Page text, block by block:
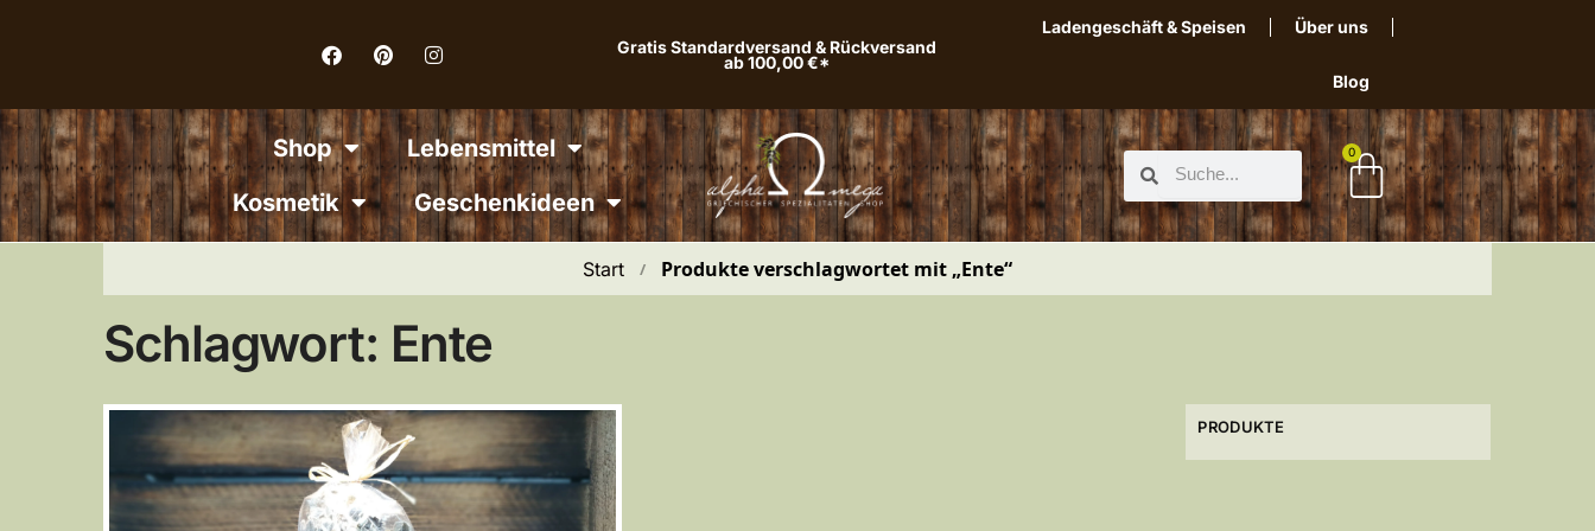
Gratis Standardversand & Rückversand
ab 100,00 €*
Ladengeschäft & Speisen Über uns
Blog
Shop
Lebensmittel
Kosmetik
Geschenkideen
0
Start / Produkte verschlagwortet mit „Ente“
Schlagwort: Ente
PRODUKTE